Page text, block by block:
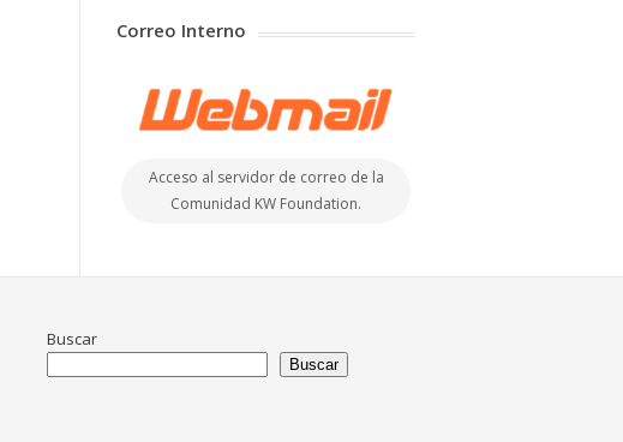
Correo Interno
Acceso al servidor de correo de la
Comunidad KW Foundation.
Buscar
Buscar